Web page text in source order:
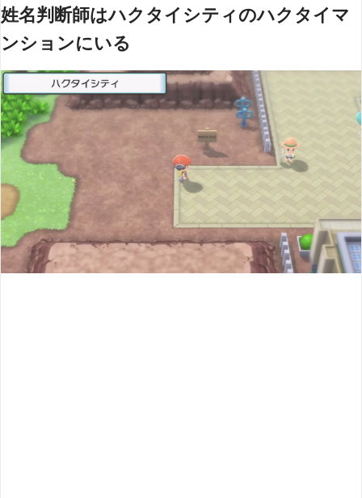
姓名判断師はハクタイシティのハクタイマ
ンションにいる